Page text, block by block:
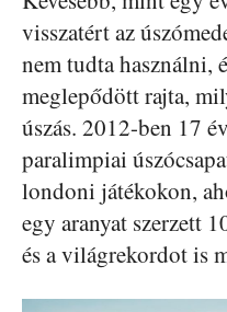
visszatért az
nem tudta használni,
meglepődött rajta,
úszás. 2012-ben 17
paralimpiai
londoni játékokon,
egy aranyat szerzett
és a világrekordot is